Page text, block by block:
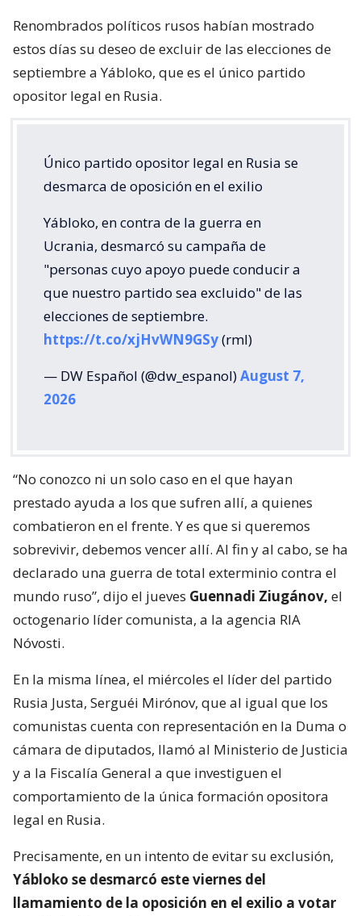
Renombrados políticos rusos habían mostrado
estos días su deseo de excluir de las elecciones de
septiembre a Yábloko, que es el único partido
opositor legal en Rusia.
Único partido opositor legal en Rusia se
desmarca de oposición en el exilio
Yábloko, en contra de la guerra en
Ucrania, desmarcó su campaña de
"personas cuyo apoyo puede conducir a
que nuestro partido sea excluido" de las
elecciones de septiembre.
https://t.co/xjHvWN9GSy(rml)
— DW Español (@dw_espanol)August 7,
2026
“No conozco ni un solo caso en el que hayan
prestado ayuda a los que sufren allí, a quienes
combatieron en el frente. Y es que si queremos
sobrevivir, debemos vencer allí. Al fin y al cabo, se ha
declarado una guerra de total exterminio contra el
mundo ruso”, dijo el jueves Guennadi Ziugánov, el
octogenario líder comunista, a la agencia RIA
Nóvosti.
En la misma línea, el miércoles el líder del partido
Rusia Justa, Serguéi Mirónov, que al igual que los
comunistas cuenta con representación en la Duma o
cámara de diputados, llamó al Ministerio de Justicia
y a la Fiscalía General a que investiguen el
comportamiento de la única formación opositora
legal en Rusia.
Precisamente, en un intento de evitar su exclusión,
Yábloko se desmarcó este viernes del
llamamiento de la oposición en el exilio a votar